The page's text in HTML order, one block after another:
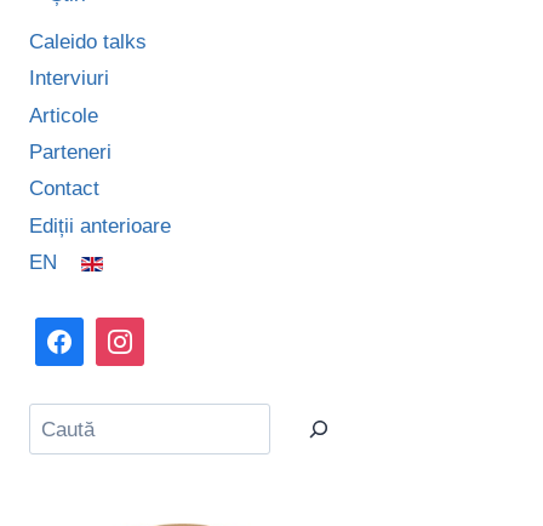
Caleido talks
Interviuri
Articole
Parteneri
Contact
Ediții anterioare
EN
Caută